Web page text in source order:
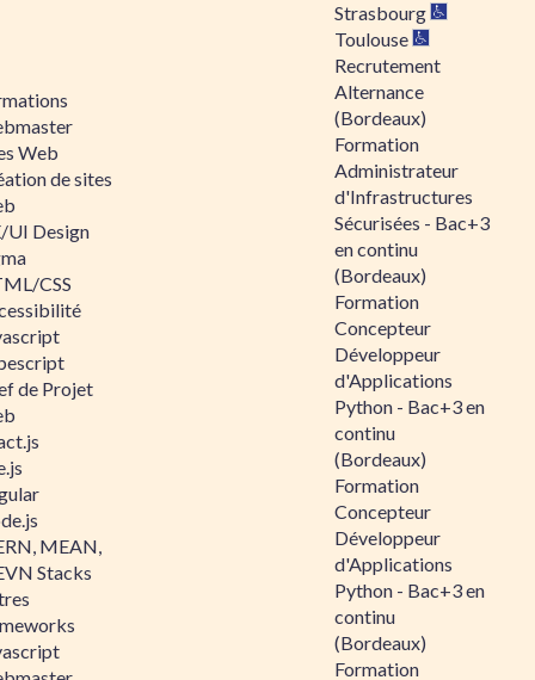
Web
de sites
UI Design
CSS
de Projet
MEAN,
Stacks
Strasbourg
Toulouse
Recrutement
Alternance
(Bordeaux)
Formation
Administrateur
d'Infrastructures
Sécurisées - Bac+3
en continu
(Bordeaux)
Formation
Concepteur
Développeur
d'Applications
Python - Bac+3 en
continu
(Bordeaux)
Formation
Concepteur
Développeur
d'Applications
Python - Bac+3 en
continu
(Bordeaux)
Formation